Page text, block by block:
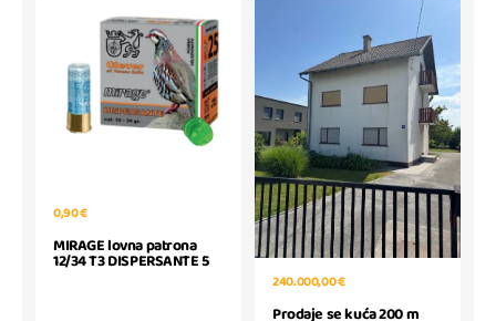
0,90 €
MIRAGE lovna patrona
12/34 T3 DISPERSANTE 5
240.000,00 €
Prodaje se kuća 200 m